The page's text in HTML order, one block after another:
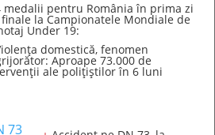
pentru România în prima zi
la Campionatele Mondiale de
Under 19:
domestică, fenomen
Aproape 73.000 de
ale polițiștilor în 6 luni